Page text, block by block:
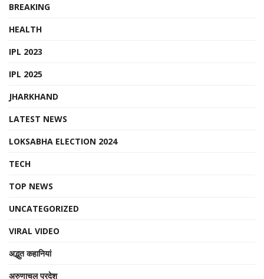
BREAKING
HEALTH
IPL 2023
IPL 2025
JHARKHAND
LATEST NEWS
LOKSABHA ELECTION 2024
TECH
TOP NEWS
UNCATEGORIZED
VIRAL VIDEO
अद्भुत कहानियां
अरुणाचल प्रदेश